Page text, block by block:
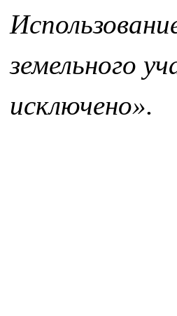
земельного
исключено».